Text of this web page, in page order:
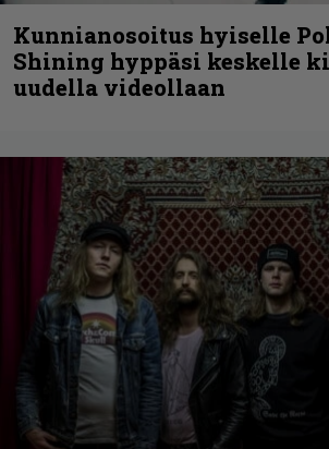
Kunnianosoitus hyiselle
Shining hyppäsi keskelle
uudella videollaan